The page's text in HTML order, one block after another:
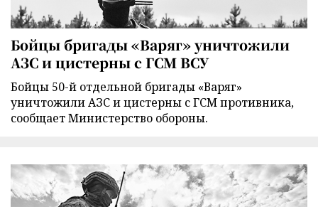
Бойцы бригады «Варяг» уничтожили
АЗС и цистерны с ГСМ ВСУ
Бойцы 50-й отдельной бригады «Варяг»
уничтожили АЗС и цистерны с ГСМ противника,
сообщает Министерство обороны.